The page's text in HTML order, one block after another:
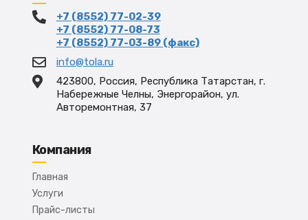
+7 (8552) 77-02-39
+7 (8552) 77-08-73
+7 (8552) 77-03-89 (факс)
info@tola.ru
423800, Россия, Республика Татарстан, г.
Набережные Челны, Энергорайон, ул.
Авторемонтная, 37
Компания
Главная
Услуги
Прайс-листы